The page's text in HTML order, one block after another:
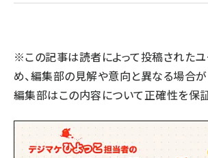
※この記事は読者によって投稿された
め、編集部の見解や意向と異なる場合が
編集部はこの内容について正確性を保証